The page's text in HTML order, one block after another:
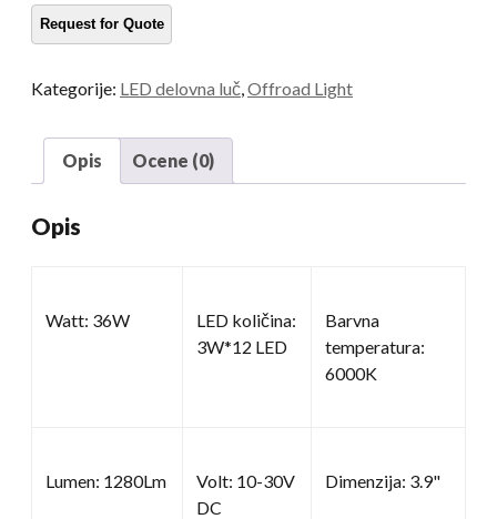
količina
Kategorije: LED delovna luč Offroad Light
Opis Ocene (0)
Opis
Watt: 36W
LED količina:
3W*12 LED
Barvna
temperatura:
6000K
Lumen: 1280Lm
Volt: 10-30V
DC
Dimenzija: 3.9"